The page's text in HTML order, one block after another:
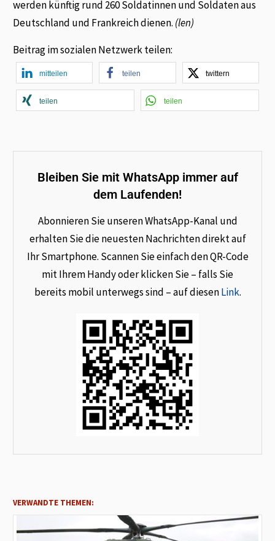
werden künftig rund 260 Soldatinnen und Soldaten aus
Deutschland und Frankreich dienen. (len)
Beitrag im sozialen Netzwerk teilen:
mitteilen teilen twittern
teilen teilen
Bleiben Sie mit WhatsApp immer auf
dem Laufenden!
Abonnieren Sie unseren WhatsApp-Kanal und
erhalten Sie die neuesten Nachrichten direkt auf
Ihr Smartphone. Scannen Sie einfach den QR-Code
mit Ihrem Handy oder klicken Sie – falls Sie
bereits mobil unterwegs sind – auf diesenLink.
VERWANDTE THEMEN: